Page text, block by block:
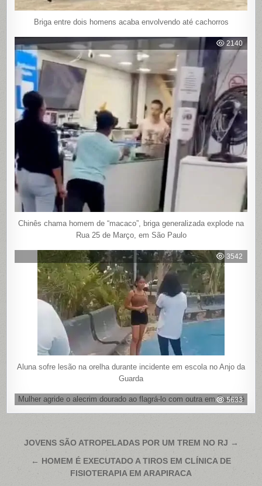
Briga entre dois homens acaba envolvendo até cachorros
2140
Chinês chama homem de “macaco”, briga generalizada explode na
Rua 25 de Março, em São Paulo
3542
Aluna sofre lesão na orelha durante incidente em escola no Anjo da
Guarda
5633
Mulher agride o alecrim dourado ao flagrá-lo com outra em Taubaté
Navegação
JOVENS SÃO ATROPELADAS POR UM TREM NO RJ →
← HOMEM É EXECUTADO A TIROS EM CLÍNICA DE
FISIOTERAPIA EM ARAPIRACA